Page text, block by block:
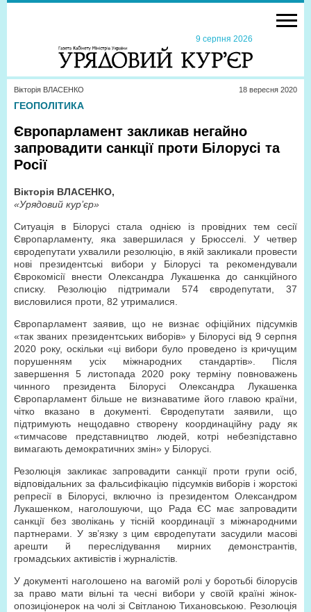
9 серпня 2026
Вікторія ВЛАСЕНКО 18 вересня 2020
ГЕОПОЛІТИКА
Європарламент закликав негайно
запровадити санкції проти Білорусі та
Росії
Вікторія ВЛАСЕНКО,
«Урядовий кур’єр»
Ситуація в Білорусі стала однією із провідних тем сесії
Європарламенту, яка завершилася у Брюсселі. У четвер
євродепутати ухвалили резолюцію, в якій закликали провести
нові президентські вибори у Білорусі та рекомендували
Єврокомісії внести Олександра Лукашенка до санкційного
списку. Резолюцію підтримали 574 євродепутати, 37
висловилися проти, 82 утрималися.
Європарламент заявив, що не визнає офіційних підсумків
«так званих президентських виборів» у Білорусі від 9 серпня
2020 року, оскільки «ці вибори було проведено із кричущим
порушенням усіх міжнародних стандартів». Після
завершення 5 листопада 2020 року терміну повноважень
чинного президента Білорусі Олександра Лукашенка
Європарламент більше не визнаватиме його главою країни,
чітко вказано в документі. Євродепутати заявили, що
підтримують нещодавно створену координаційну раду як
«тимчасове представництво людей, котрі небезпідставно
вимагають демократичних змін» у Білорусі.
Резолюція закликає запровадити санкції проти групи осіб,
відповідальних за фальсифікацію підсумків виборів і жорстокі
репресії в Білорусі, включно із президентом Олександром
Лукашенком, наголошуючи, що Рада ЄС має запровадити
санкції без зволікань у тісній координації з міжнародними
партнерами. У зв’язку з цим євродепутати засудили масові
арешти й переслідування мирних демонстрантів,
громадських активістів і журналістів.
У документі наголошено на вагомій ролі у боротьбі білорусів
за право мати вільні та чесні вибори у своїй країні жінок-
опозиціонерок на чолі зі Світланою Тихановською. Резолюція